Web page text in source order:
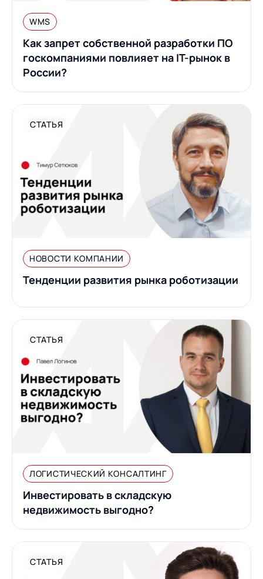
WMS
Как запрет собственной разработки ПО
госкомпаниями повлияет на IT-рынок в
России?
НОВОСТИ КОМПАНИИ
Тенденции развития рынка роботизации
СТАТЬЯ
ЛОГИСТИЧЕСКИЙ КОНСАЛТИНГ
Инвестировать в складскую
недвижимость выгодно?
СТАТЬЯ
СТАТЬЯ